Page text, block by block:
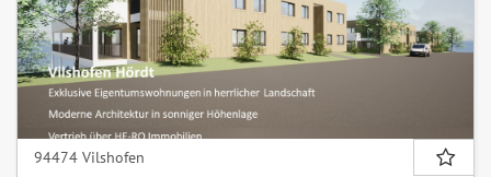
94474 Vilshofen